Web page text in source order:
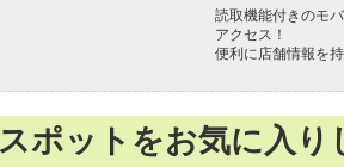
読取機能付きのモ
アクセス！
便利に店舗情報を
ポットをお気に入